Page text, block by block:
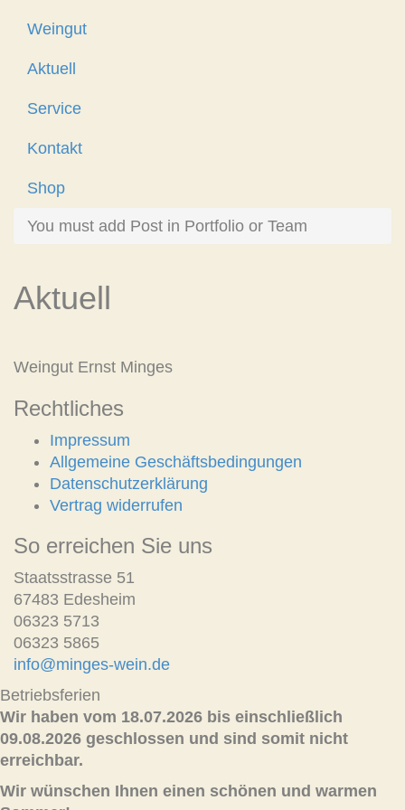
Weingut
Aktuell
Service
Kontakt
Shop
You must add Post in Portfolio or Team
Aktuell
Weingut Ernst Minges
Rechtliches
Impressum
Allgemeine Geschäftsbedingungen
Datenschutzerklärung
Vertrag widerrufen
So erreichen Sie uns
Staatsstrasse 51
67483 Edesheim
06323 5713
06323 5865
info@minges-wein.de
Betriebsferien
Wir haben vom 18.07.2026 bis einschließlich
09.08.2026 geschlossen und sind somit nicht
erreichbar.
Wir wünschen Ihnen einen schönen und warmen